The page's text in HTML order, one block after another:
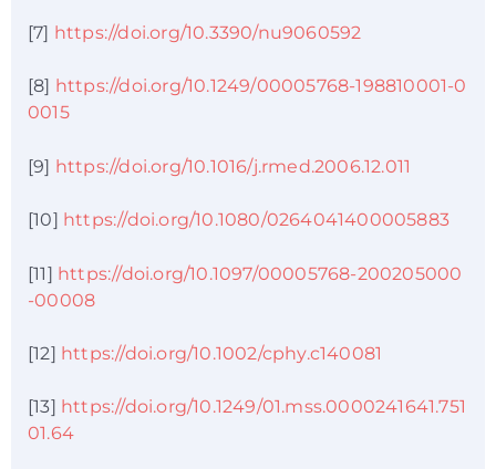
[7] https://doi.org/10.3390/nu9060592
[8] https://doi.org/10.1249/00005768-198810001-0
0015
[9] https://doi.org/10.1016/j.rmed.2006.12.011
[10] https://doi.org/10.1080/0264041400005883
[11] https://doi.org/10.1097/00005768-200205000
-00008
[12] https://doi.org/10.1002/cphy.c140081
[13] https://doi.org/10.1249/01.mss.0000241641.751
01.64